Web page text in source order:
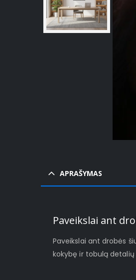
APRAŠYMAS
Paveikslai ant
Paveikslai ant drobės
kokybę ir tobulą